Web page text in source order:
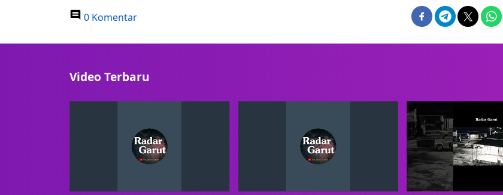
0 Komentar
Video Terbaru